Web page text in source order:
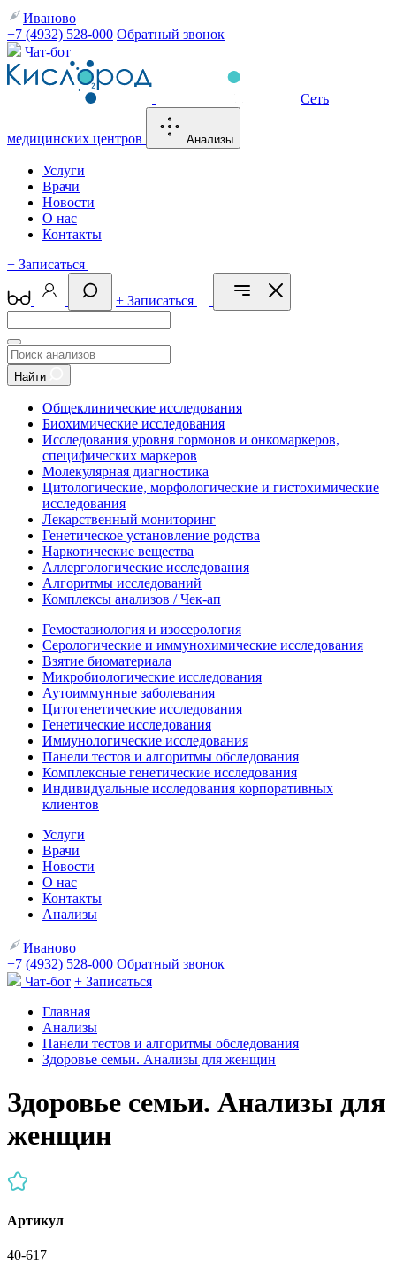
Иваново
+7 (4932) 528-000 Обратный звонок
Чат-бот
Сеть
медицинских центров Анализы
Услуги
Врачи
Новости
О нас
Контакты
+ Записаться
+ Записаться
Найти
Общеклинические исследования
Биохимические исследования
Исследования уровня гормонов и онкомаркеров,
специфических маркеров
Молекулярная диагностика
Цитологические, морфологические и гистохимические
исследования
Лекарственный мониторинг
Генетическое установление родства
Наркотические вещества
Аллергологические исследования
Алгоритмы исследований
Комплексы анализов / Чек-ап
Гемостазиология и изосерология
Серологические и иммунохимические исследования
Взятие биоматериала
Микробиологические исследования
Аутоиммунные заболевания
Цитогенетические исследования
Генетические исследования
Иммунологические исследования
Панели тестов и алгоритмы обследования
Комплексные генетические исследования
Индивидуальные исследования корпоративных
клиентов
Услуги
Врачи
Новости
О нас
Контакты
Анализы
Иваново
+7 (4932) 528-000 Обратный звонок
Чат-бот + Записаться
Главная
Анализы
Панели тестов и алгоритмы обследования
Здоровье семьи. Анализы для женщин
Здоровье семьи. Анализы для
женщин
Артикул
40-617